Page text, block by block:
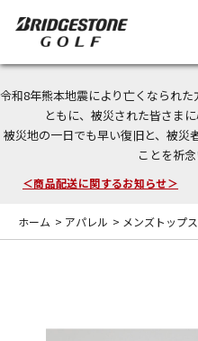
令和8年熊本地震により亡くなられ
ともに、被災された皆さま
被災地の一日でも早い復旧と、被災
ことを祈念
今なら新規会員登録で1,000円
＜商品配送に関するお知らせ＞
ホーム > アパレル > メンズトップス